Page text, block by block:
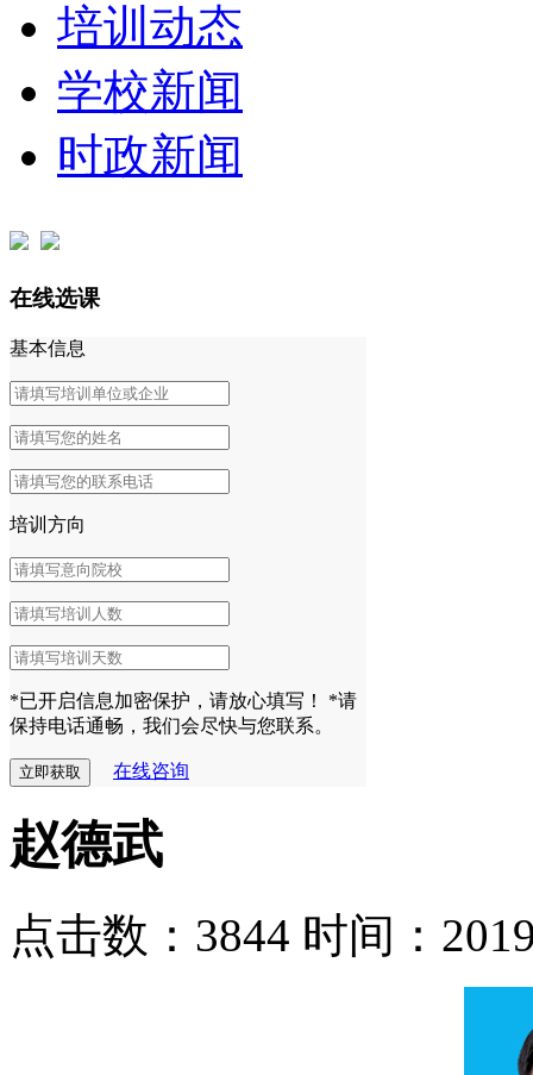
培训动态
学校新闻
时政新闻
在线选课
基本信息
培训方向
*已开启信息加密保护，请放心填写！
*请
保持电话通畅，我们会尽快与您联系。
在线咨询
赵德武
点击数：3844 时间：